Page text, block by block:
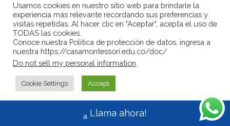
Usamos cookies en nuestro sitio web para brindarle la
experiencia más relevante recordando sus preferencias y
visitas repetidas. Al hacer clic en "Aceptar", acepta el uso de
TODAS las cookies.
Conoce nuestra Politica de protección de datos, ingresa a
nuestra https://casamontessori.edu.co/doc/
Do not sell my personal information
Cookie Settings Accept
Llama ahora!